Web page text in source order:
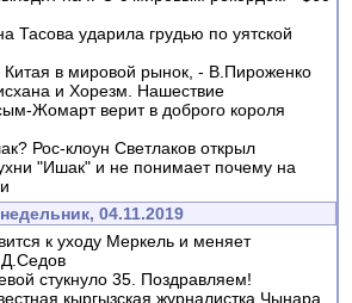
Тасова ударила грудью по уятской
Китая в мировой рынок, - В.Пироженко
и Хорезм. Нашествие
Жомарт верит в доброго короля
Рос-клоун Светлаков открыл
"Ишак" и не понимает почему на
04.11.2019
к уходу Меркель и меняет
стукнуло 35. Поздравляем!
кыргызская журналистка Чынара